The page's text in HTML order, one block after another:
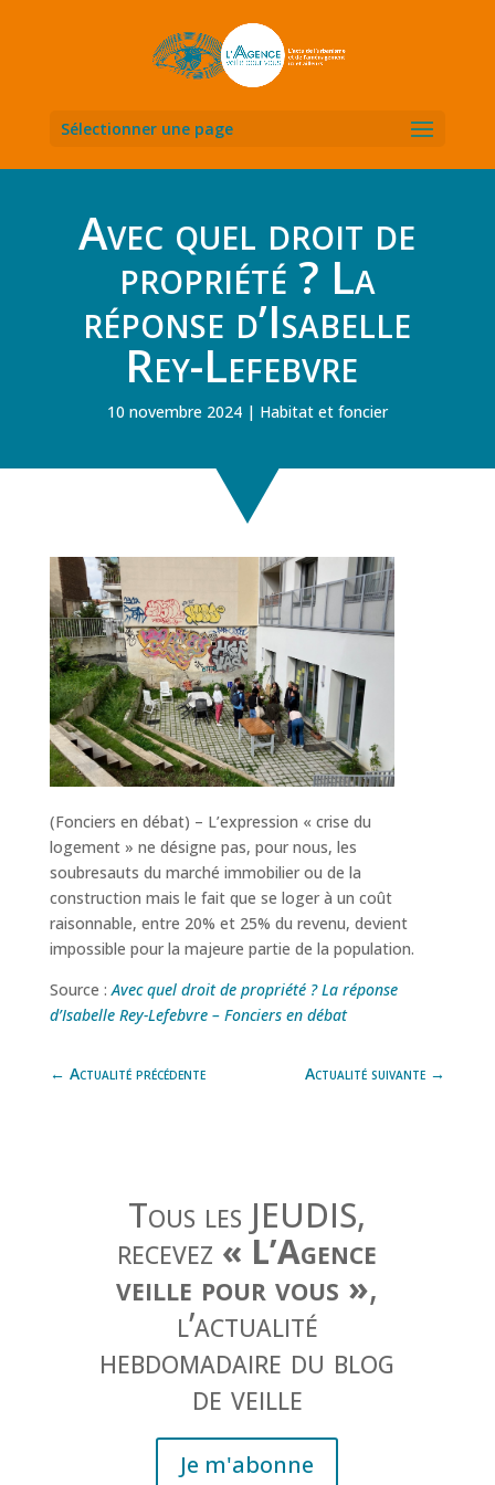
Sélectionner une page
Avec quel droit de
propriété ? La
réponse d’Isabelle
Rey-Lefebvre
10 novembre 2024 Habitat et foncier
(Fonciers en débat) – L’expression « crise du
logement » ne désigne pas, pour nous, les
soubresauts du marché immobilier ou de la
construction mais le fait que se loger à un coût
raisonnable, entre 20% et 25% du revenu, devient
impossible pour la majeure partie de la population.
Source :Avec quel droit de propriété ? La réponse
d’Isabelle Rey-Lefebvre – Fonciers en débat
← Actualité précédente Actualité suivante →
Tous les JEUDIS,
recevez « L’Agence
veille pour vous »,
l’actualité
hebdomadaire du blog
de veille
Je m'abonne